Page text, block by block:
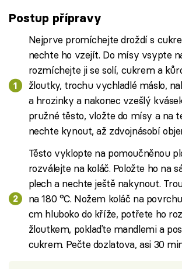
Postup přípravy
Nejprve promíchejte droždí s
nechte ho vzejít. Do mísy vsypte
rozmíchejte ji se solí, cukrem a
žloutky, trochu vychladlé máslo,
a hrozinky a nakonec vzešlý
pružné těsto, vložte do mísy a na
nechte kynout, až zdvojnásobí
Těsto vyklopte na pomoučněnou
rozválejte na koláč. Položte ho na
plech a nechte ještě nakynout.
na 180 °C. Nožem koláč na
cm hluboko do kříže, potřete ho
žloutkem, poklaďte mandlemi a
cukrem. Pečte dozlatova, asi 30